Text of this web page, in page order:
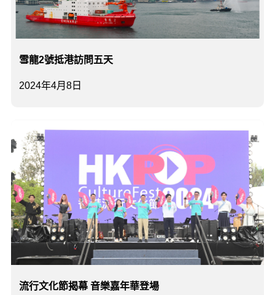
2024年4月8日
雪龍2號抵港訪問五天
流行文化節揭幕 音樂嘉年華登場